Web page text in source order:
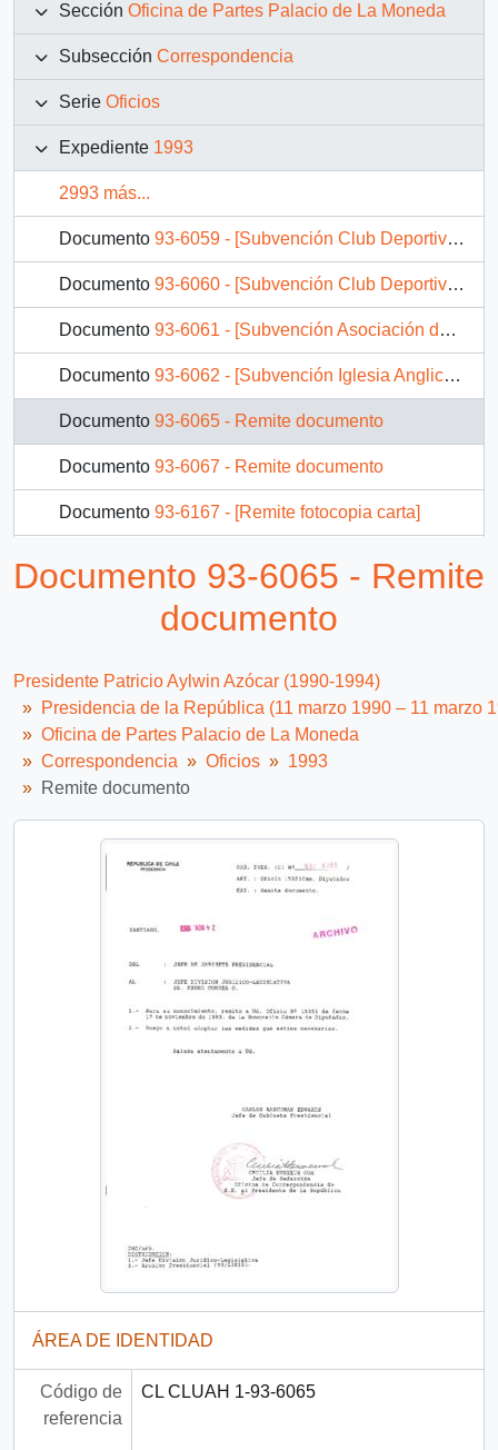
Sección Oficina de Partes Palacio de La Moneda
Subsección Correspondencia
Serie Oficios
Expediente 1993
2993 más...
Documento 93-6059 - [Subvención Club Deportivo Huracán Retiro]
Documento 93-6060 - [Subvención Club Deportivo Estrella Azul Retiro]
Documento 93-6061 - [Subvención Asociación de Fútbol Retiro]
Documento 93-6062 - [Subvención Iglesia Anglicana de Chile]
Documento 93-6065 - Remite documento
Documento 93-6067 - Remite documento
Documento 93-6167 - [Remite fotocopia carta]
93-6169 - Plan de Desarrollo Comunal de Viña del Mar
Documento 93-6065 - Remite
documento
Presidente Patricio Aylwin Azócar (1990-1994)
Presidencia de la República (11 marzo 1990 – 11 marzo
Oficina de Partes Palacio de La Moneda
Correspondencia
Oficios
1993
Remite documento
ÁREA DE IDENTIDAD
Código de
referencia
CL CLUAH 1-93-6065